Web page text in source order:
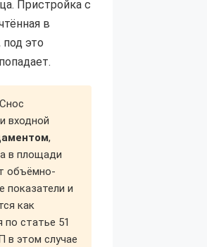
Пристройка с
в
это
Снос
входной
,
в площади
объёмно-
показатели и
как
по статье 51
в этом случае